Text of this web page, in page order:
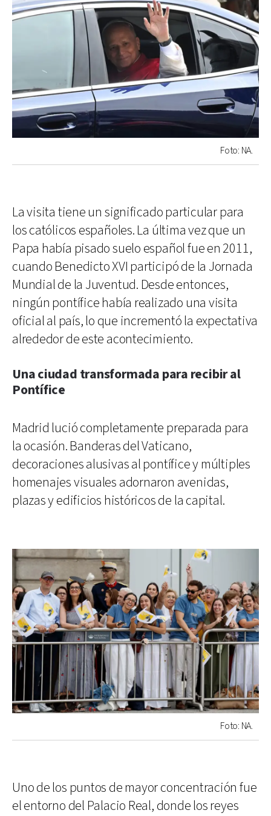
Foto: NA.
La visita tiene un significado particular para
los católicos españoles. La última vez que un
Papa había pisado suelo español fue en 2011,
cuando Benedicto XVI participó de la Jornada
Mundial de la Juventud. Desde entonces,
ningún pontífice había realizado una visita
oficial al país, lo que incrementó la expectativa
alrededor de este acontecimiento.
Una ciudad transformada para recibir al
Pontífice
Madrid lució completamente preparada para
la ocasión. Banderas del Vaticano,
decoraciones alusivas al pontífice y múltiples
homenajes visuales adornaron avenidas,
plazas y edificios históricos de la capital.
Foto: NA.
Uno de los puntos de mayor concentración fue
el entorno del Palacio Real, donde los reyes